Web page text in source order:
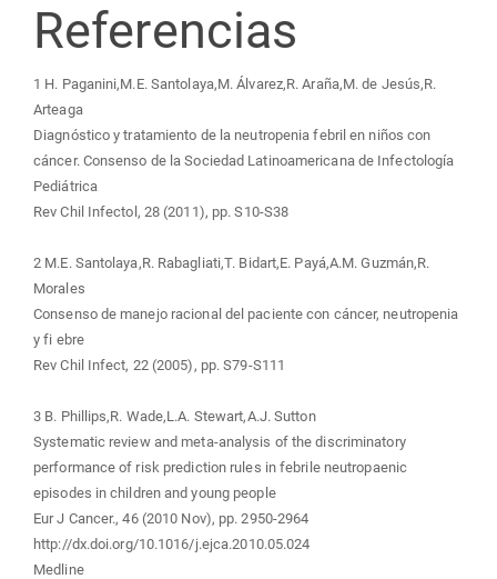
Referencias
1 H. Paganini,M.E. Santolaya,M. Álvarez,R. Araña,M. de Jesús,R.
Arteaga
Diagnóstico y tratamiento de la neutropenia febril en niños con
cáncer. Consenso de la Sociedad Latinoamericana de Infectología
Pediátrica
Rev Chil Infectol, 28 (2011), pp. S10-S38
2 M.E. Santolaya,R. Rabagliati,T. Bidart,E. Payá,A.M. Guzmán,R.
Morales
Consenso de manejo racional del paciente con cáncer, neutropenia
y fi ebre
Rev Chil Infect, 22 (2005), pp. S79-S111
3 B. Phillips,R. Wade,L.A. Stewart,A.J. Sutton
Systematic review and meta-analysis of the discriminatory
performance of risk prediction rules in febrile neutropaenic
episodes in children and young people
Eur J Cancer., 46 (2010 Nov), pp. 2950-2964
http://dx.doi.org/10.1016/j.ejca.2010.05.024
Medline